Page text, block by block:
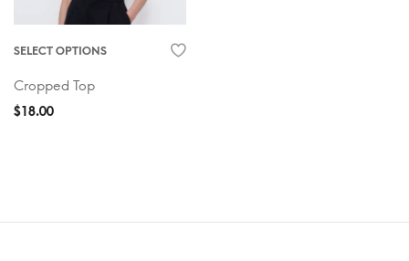
SELECT OPTIONS
Cropped Top
$18.00